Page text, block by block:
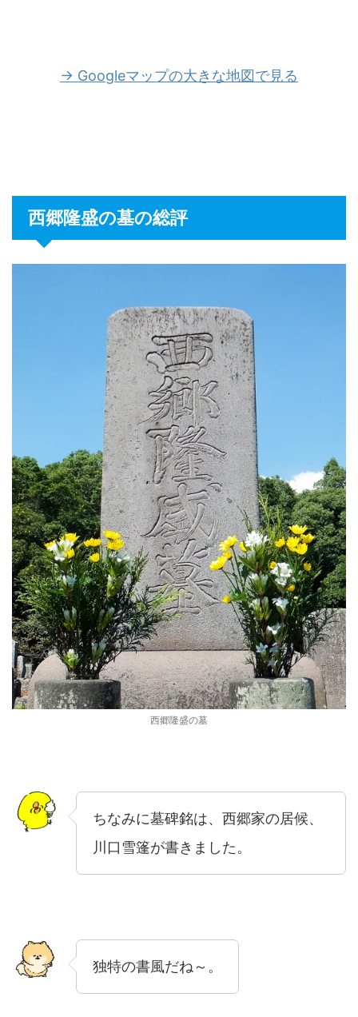
→ Googleマップの大きな地図で見る
西郷隆盛の墓の総評
西郷隆盛の墓
ちなみに墓碑銘は、西郷家の居候、
川口雪篷が書きました。
独特の書風だね～。